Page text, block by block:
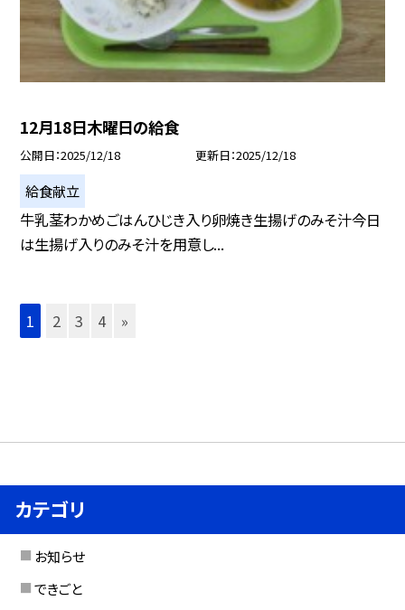
12月18日木曜日の給食
公開日 2025/12/18 更新日 2025/12/18
給食献立
牛乳茎わかめごはんひじき入り卵焼き生揚げのみそ汁今日
は生揚げ入りのみそ汁を用意し...
1 2 3 4 »
カテゴリ
お知らせ
できごと